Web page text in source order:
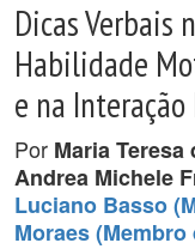
Dicas Verbais
Habilidade
e na
Por Maria
Andrea Michele
Luciano Basso
Moraes (Membro